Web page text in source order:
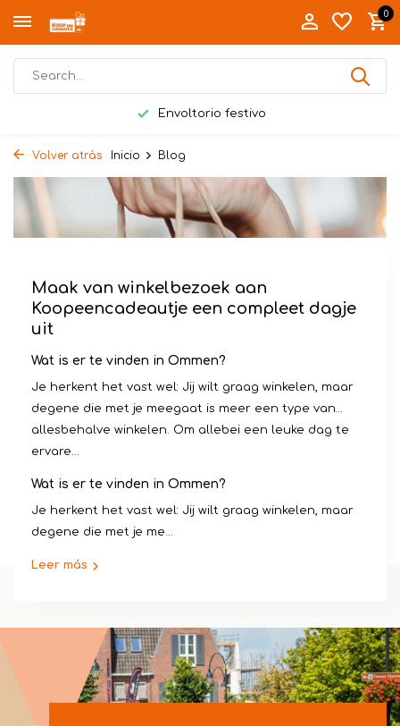
0
Envoltorio festivo
Volver atrás Inicio Blog
Maak van winkelbezoek aan
Koopeencadeautje een compleet dagje
uit
Wat is er te vinden in Ommen?
Je herkent het vast wel: Jij wilt graag winkelen, maar
degene die met je meegaat is meer een type van…
allesbehalve winkelen. Om allebei een leuke dag te
ervare...
Wat is er te vinden in Ommen?
Je herkent het vast wel: Jij wilt graag winkelen, maar
degene die met je me...
Leer más